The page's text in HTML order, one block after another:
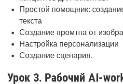
Простой помощник:
текста
Создание промтпа от
Настройка персонализации
Создание сценария.
Урок 3. Рабочий AI-